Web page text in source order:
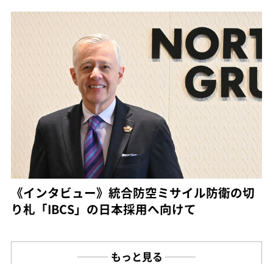
《インタビュー》統合防空ミサイル防衛の切
り札「IBCS」の日本採用へ向けて
もっと見る